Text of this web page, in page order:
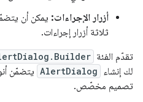
أزرار الإجراءات: يمكن أن
ثلاثة أزرار إجراءات.
تقدّم الفئة
لك إنشاء
AlertDialog يتضمّن
تصميم مخصّص.